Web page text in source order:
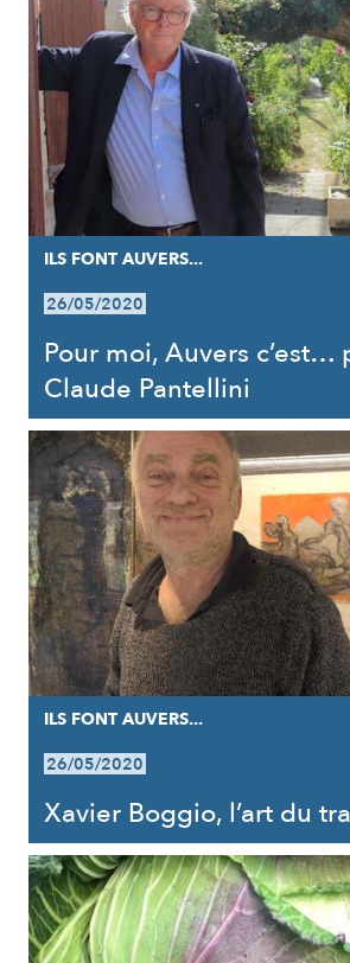
ILS FONT AUVERS...
26/05/2020
Pour moi, Auvers c’est…
Claude Pantellini
ILS FONT AUVERS...
26/05/2020
Xavier Boggio, l’art du